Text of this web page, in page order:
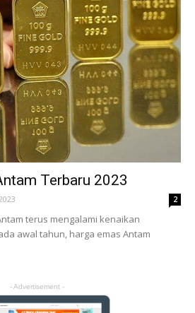
Terbaru 2023
2
terus mengalami kenaikan
awal tahun, harga emas Antam
- Advertisement -